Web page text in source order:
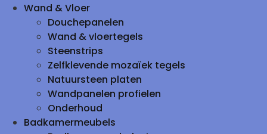
Wand & Vloer
Douchepanelen
Wand & vloertegels
Steenstrips
Zelfklevende mozaïek tegels
Natuursteen platen
Wandpanelen profielen
Onderhoud
Badkamermeubels